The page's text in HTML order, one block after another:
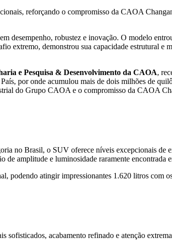
reforçando o compromisso da CAOA
desempenho, robustez e inovação. O modelo
extremo, demonstrou sua capacidade estrutural e
e Pesquisa & Desenvolvimento da CAOA,
por onde acumulou mais de dois milhões de
do Grupo CAOA e o compromisso da CAOA
no Brasil, o SUV oferece níveis excepcionais de
amplitude e luminosidade raramente encontrada
podendo atingir impressionantes 1.620 litros com
acabamento refinado e atenção